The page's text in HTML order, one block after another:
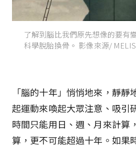
了解到腦比我們原先想像的要有
科學脫胎換骨。 影像來源/
「腦的十年」悄悄地來，靜
起運動來喚起大眾注意、吸引
時間只能用日、週、月來計算
算，更不可能超過十年。如果